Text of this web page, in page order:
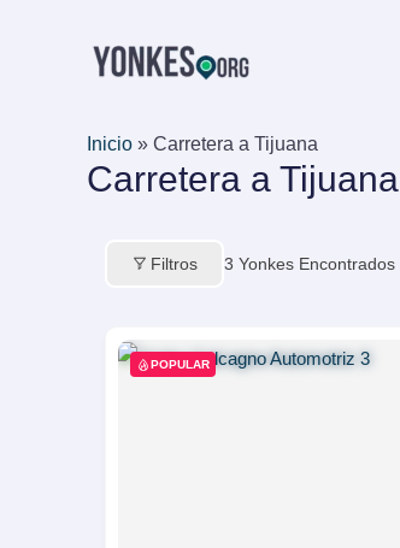
Inicio » Carretera a Tijuana
Carretera a Tijuana
Filtros 3 Yonkes Encontrados
POPULAR